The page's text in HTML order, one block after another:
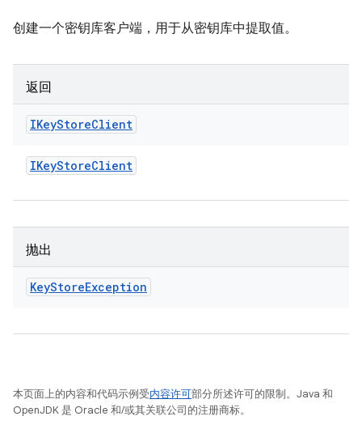
创建一个密钥库客户端，用于从密钥库中提取值。
返回
IKeyStoreClient
IKeyStoreClient
抛出
KeyStoreException
本页面上的内容和代码示例受内容许可部分所述许可的限制。Java 和
OpenJDK 是 Oracle 和/或其关联公司的注册商标。